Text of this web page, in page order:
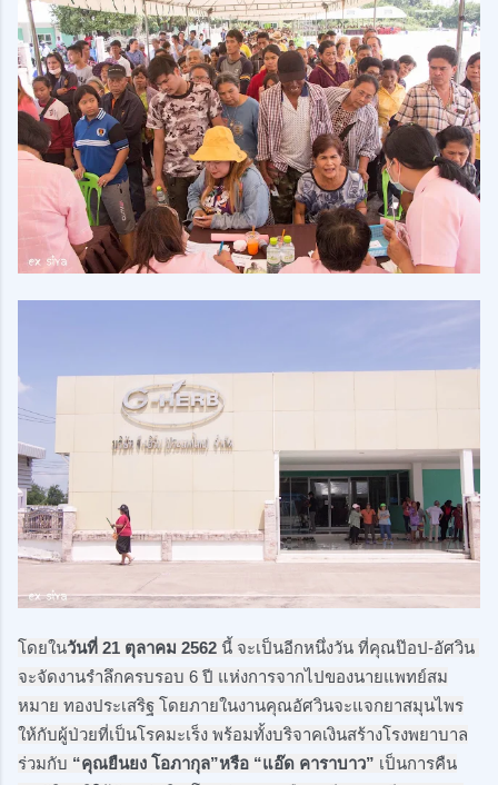
โดยในวันที่ 21 ตุลาคม 2562 นี้ จะเป็นอีกหนึ่งวัน ที่คุณป๊อป-อัศวิน
จะจัดงานรำลึกครบรอบ 6 ปี แห่งการจากไปของนายแพทย์สม
หมาย ทองประเสริฐ โดยภายในงานคุณอัศวินจะแจกยาสมุนไพร
ให้กับผู้ป่วยที่เป็นโรคมะเร็ง พร้อมทั้งบริจาคเงินสร้างโรงพยาบาล
ร่วมกับ “คุณยืนยง โอภากุล”หรือ “แอ๊ด คาราบาว” เป็นการคืน